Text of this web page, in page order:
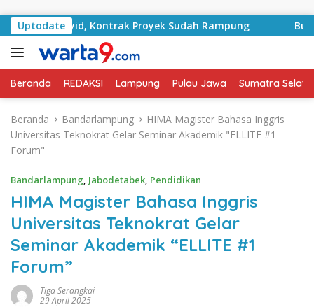
Uptodate
Basyid, Kontrak Proyek Sudah Rampung Bulan
Beranda REDAKSI Lampung Pulau Jawa Sumatra
Beranda Bandarlampung
HIMA Magister Bahasa Inggris
Universitas Teknokrat Gelar Seminar Akademik "ELLITE #1
Forum"
Bandarlampung, Jabodetabek, Pendidikan
HIMA Magister Bahasa Inggris
Universitas Teknokrat Gelar
Seminar Akademik “ELLITE #1
Forum”
Tiga Serangkai
29 April 2025